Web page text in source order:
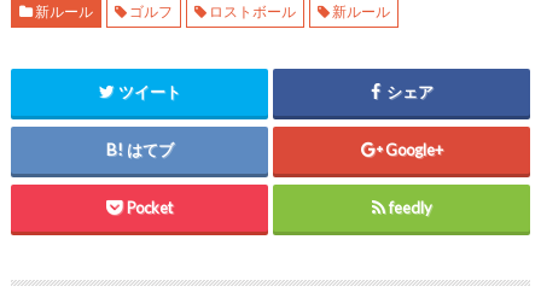
新ルール ゴルフ ロストボール 新ルール
ツイート シェア
はてブ Google+
Pocket feedly